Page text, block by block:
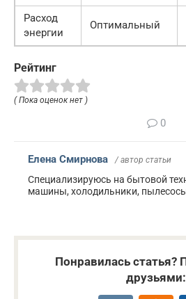
Расход
энергии
Оптимальный
Рейтинг
( Пока оценок нет )
0
Елена Смирнова / автор статьи
Специализируюсь на бытовой
машины, холодильники,
Понравилась статья?
друзьями: